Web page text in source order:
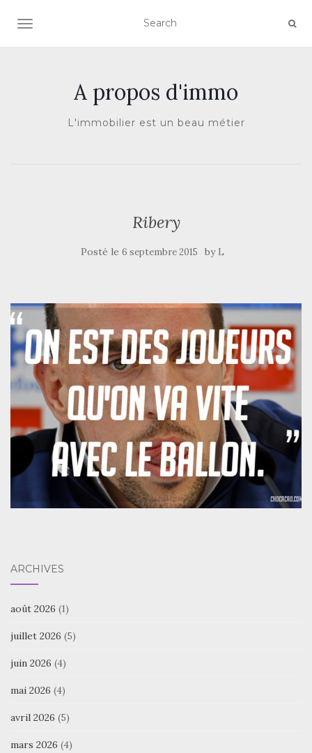
AFFICHER/MASQUER LA NAVIGATION
A propos d'immo
L'immobilier est un beau métier
Ribery
Posté le 6 septembre 2015 by L
ARCHIVES
août 2026 (1)
juillet 2026 (5)
juin 2026 (4)
mai 2026 (4)
avril 2026 (5)
mars 2026 (4)